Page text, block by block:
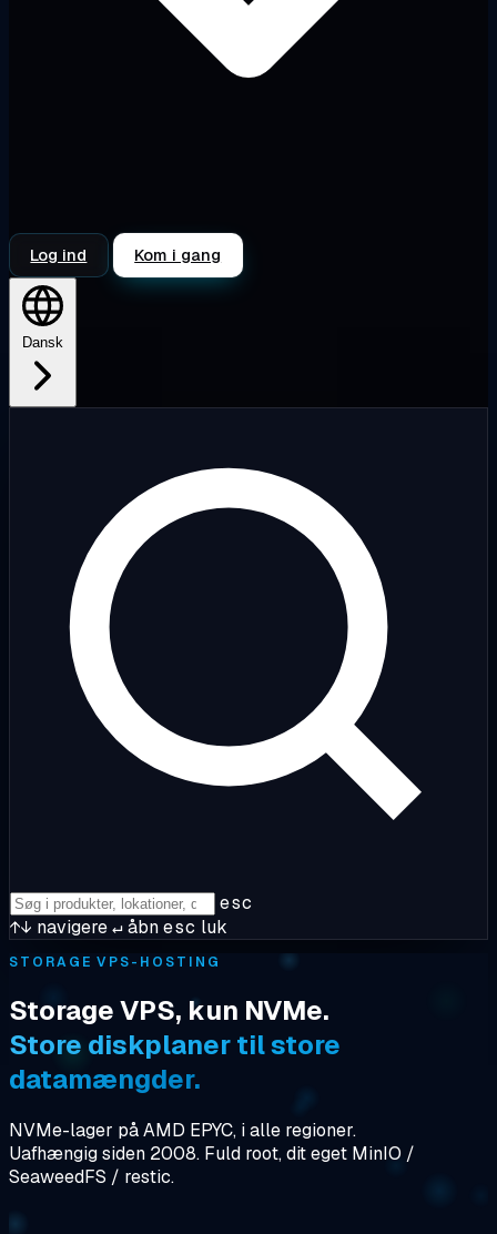
Log ind Kom i gang
Dansk
esc
↑↓ navigere↵åbnesc luk
STORAGE VPS-HOSTING
Storage VPS, kun NVMe.
Store diskplaner til store
datamængder.
NVMe-lager på AMD EPYC, i alle regioner.
Uafhængig siden 2008. Fuld root, dit eget MinIO /
SeaweedFS / restic.